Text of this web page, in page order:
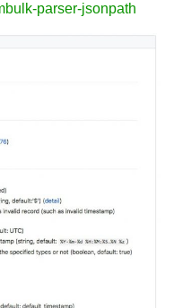
parser-jsonpath